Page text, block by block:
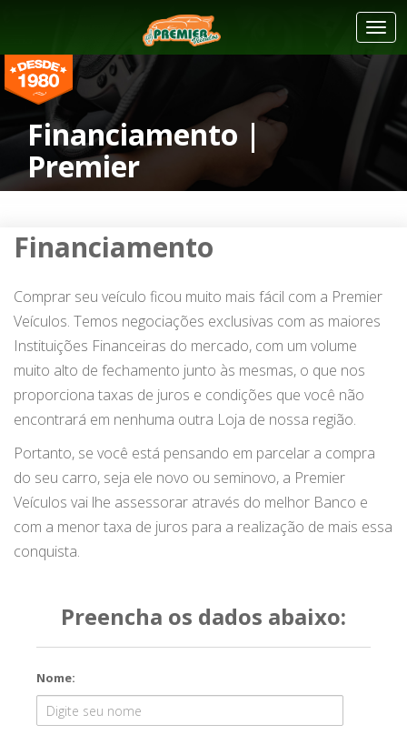
Financiamento |
Premier
Home|Financiamento
Financiamento
Comprar seu veículo ficou muito mais fácil com a Premier
Veículos. Temos negociações exclusivas com as maiores
Instituições Financeiras do mercado, com um volume
muito alto de fechamento junto às mesmas, o que nos
proporciona taxas de juros e condições que você não
encontrará em nenhuma outra Loja de nossa região.
Portanto, se você está pensando em parcelar a compra
do seu carro, seja ele novo ou seminovo, a Premier
Veículos vai lhe assessorar através do melhor Banco e
com a menor taxa de juros para a realização de mais essa
conquista.
Preencha os dados abaixo:
Nome: